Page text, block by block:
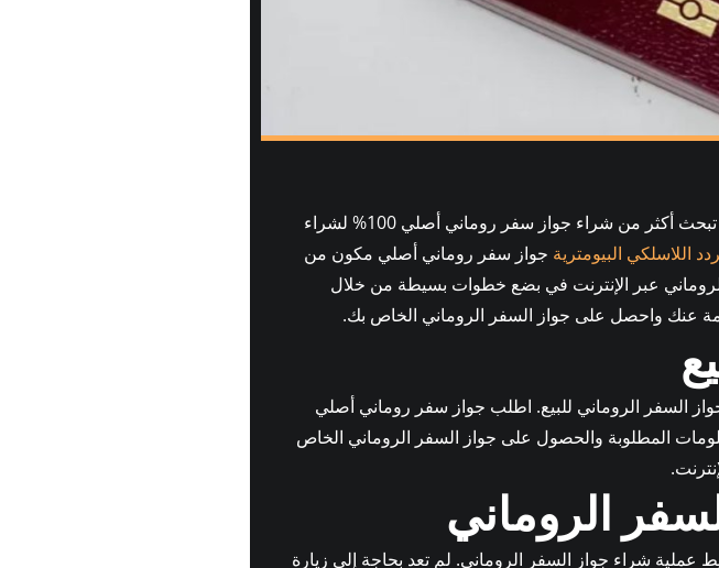
هل تبحث عن شراء جواز سفر روماني عبر الإنترنت؟ لا تبحث أكثر من شراء جواز سفر روماني أصلي 100% لشراء
اللاسلكي البيومترية جواز سفر روماني أصلي مكون من
السفر الروماني عبر الإنترنت في بضع خطوات بسيطة من خلال
السفر الروماني للبيع. اطلب جواز سفر روماني أصلي
المطلوبة والحصول على جواز السفر الروماني الخاص
الروماني
شراء جواز السفر الروماني. لم تعد بحاجة إلى زيارة